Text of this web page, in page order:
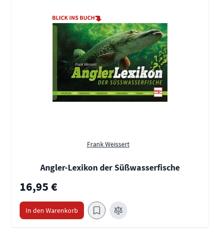
Frank Weissert
Angler-Lexikon der Süßwasserfische
16,95 €
In den Warenkorb